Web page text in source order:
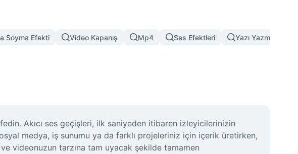
Soyma Efekti Video Kapanış Mp4 Ses Efektleri Yazı Yazma Efekti
Akıcı ses geçişleri, ilk saniyeden itibaren izleyicilerinizin
medya, iş sunumu ya da farklı projeleriniz için içerik üretirken,
videonuzun tarzına tam uyacak şekilde tamamen